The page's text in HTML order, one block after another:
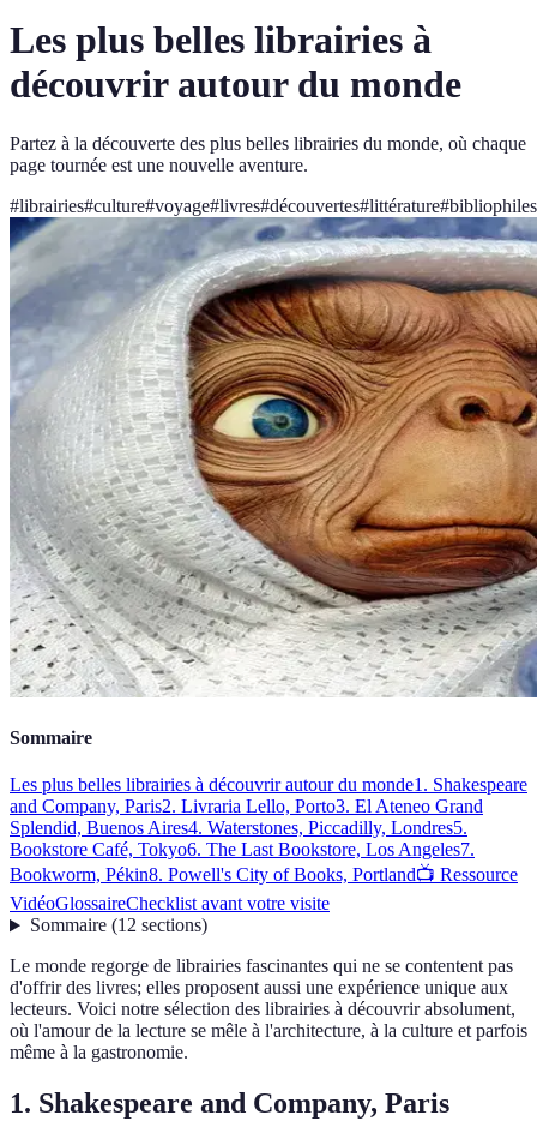
Les plus belles librairies à
découvrir autour du monde
Partez à la découverte des plus belles librairies du monde, où chaque
page tournée est une nouvelle aventure.
#librairies#culture#voyage#livres#découvertes#littérature#bibliophiles
Sommaire
Les plus belles librairies à découvrir autour du monde1. Shakespeare
and Company, Paris2. Livraria Lello, Porto3. El Ateneo Grand
Splendid, Buenos Aires4. Waterstones, Piccadilly, Londres5.
Bookstore Café, Tokyo6. The Last Bookstore, Los Angeles7.
Bookworm, Pékin8. Powell's City of Books, Portland📺 Ressource
VidéoGlossaireChecklist avant votre visite
Sommaire(12 sections)
Le monde regorge de librairies fascinantes qui ne se contentent pas
d'offrir des livres; elles proposent aussi une expérience unique aux
lecteurs. Voici notre sélection des librairies à découvrir absolument,
où l'amour de la lecture se mêle à l'architecture, à la culture et parfois
même à la gastronomie.
1. Shakespeare and Company, Paris